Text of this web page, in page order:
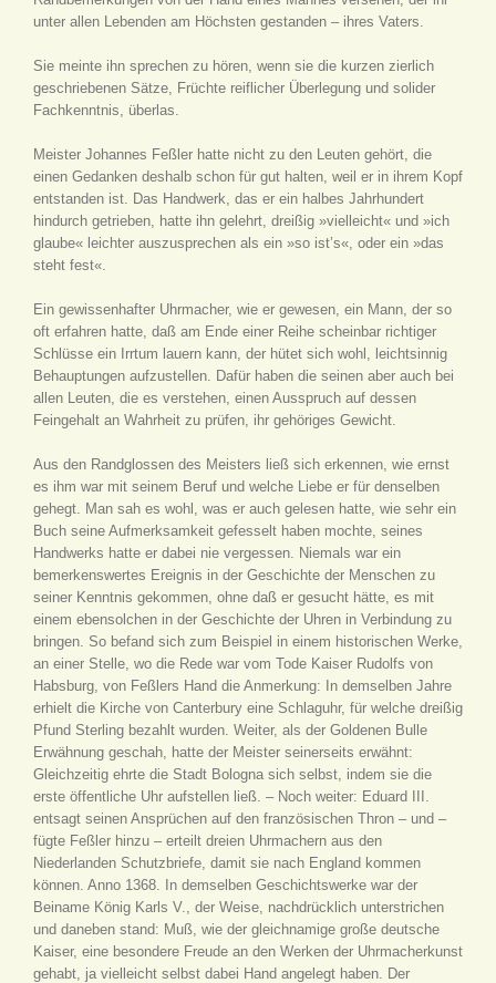
unter allen Lebenden am Höchsten gestanden – ihres Vaters.
Sie meinte ihn sprechen zu hören, wenn sie die kurzen zierlich
geschriebenen Sätze, Früchte reiflicher Überlegung und solider
Fachkenntnis, überlas.
Meister Johannes Feßler hatte nicht zu den Leuten gehört, die
einen Gedanken deshalb schon für gut halten, weil er in ihrem Kopf
entstanden ist. Das Handwerk, das er ein halbes Jahrhundert
hindurch getrieben, hatte ihn gelehrt, dreißig »vielleicht« und »ich
glaube« leichter auszusprechen als ein »so ist’s«, oder ein »das
steht fest«.
Ein gewissenhafter Uhrmacher, wie er gewesen, ein Mann, der so
oft erfahren hatte, daß am Ende einer Reihe scheinbar richtiger
Schlüsse ein Irrtum lauern kann, der hütet sich wohl, leichtsinnig
Behauptungen aufzustellen. Dafür haben die seinen aber auch bei
allen Leuten, die es verstehen, einen Ausspruch auf dessen
Feingehalt an Wahrheit zu prüfen, ihr gehöriges Gewicht.
Aus den Randglossen des Meisters ließ sich erkennen, wie ernst
es ihm war mit seinem Beruf und welche Liebe er für denselben
gehegt. Man sah es wohl, was er auch gelesen hatte, wie sehr ein
Buch seine Aufmerksamkeit gefesselt haben mochte, seines
Handwerks hatte er dabei nie vergessen. Niemals war ein
bemerkenswertes Ereignis in der Geschichte der Menschen zu
seiner Kenntnis gekommen, ohne daß er gesucht hätte, es mit
einem ebensolchen in der Geschichte der Uhren in Verbindung zu
bringen. So befand sich zum Beispiel in einem historischen Werke,
an einer Stelle, wo die Rede war vom Tode Kaiser Rudolfs von
Habsburg, von Feßlers Hand die Anmerkung: In demselben Jahre
erhielt die Kirche von Canterbury eine Schlaguhr, für welche dreißig
Pfund Sterling bezahlt wurden. Weiter, als der Goldenen Bulle
Erwähnung geschah, hatte der Meister seinerseits erwähnt:
Gleichzeitig ehrte die Stadt Bologna sich selbst, indem sie die
erste öffentliche Uhr aufstellen ließ. – Noch weiter: Eduard III.
entsagt seinen Ansprüchen auf den französischen Thron – und –
fügte Feßler hinzu – erteilt dreien Uhrmachern aus den
Niederlanden Schutzbriefe, damit sie nach England kommen
können. Anno 1368. In demselben Geschichtswerke war der
Beiname König Karls V., der Weise, nachdrücklich unterstrichen
und daneben stand: Muß, wie der gleichnamige große deutsche
Kaiser, eine besondere Freude an den Werken der Uhrmacherkunst
gehabt, ja vielleicht selbst dabei Hand angelegt haben. Der